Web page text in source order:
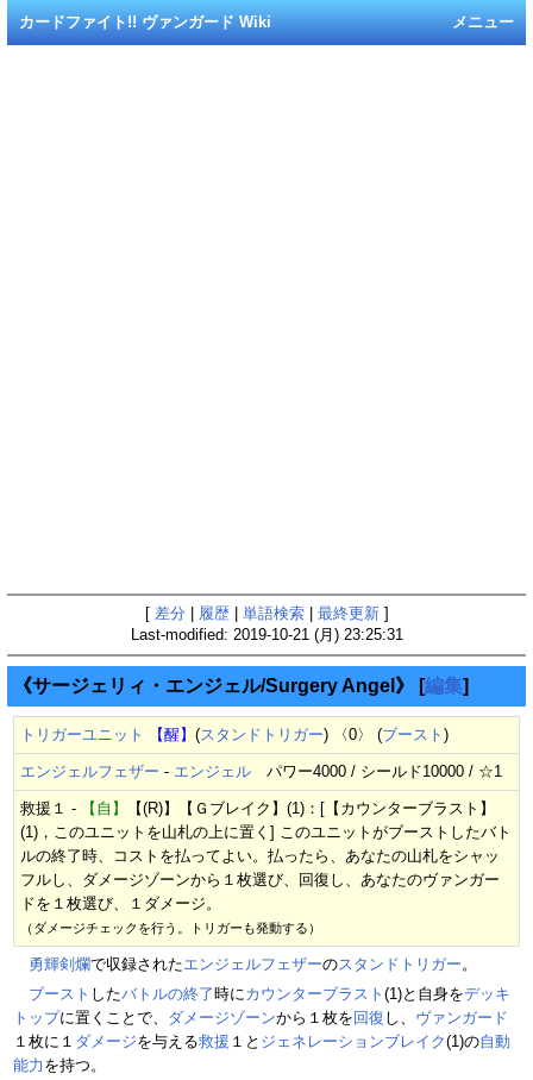
メニュー
カードファイト!! ヴァンガード Wiki
[ 差分 履歴| 単語検索| 最終更新]
Last-modified: 2019-10-21 (月) 23:25:31
《サージェリィ・エンジェル/Surgery Angel》 [編集]
トリガーユニット 【醒】 (スタンドトリガー) 〈0〉 (ブースト )
エンジェルフェザー - エンジェル パワー4000 / シールド10000 / ☆1
救援１ ‐ 【自】
【(R)】【Ｇブレイク】(1)：[【カウンターブラスト】
(1)，このユニットを山札の上に置く] このユニットがブーストしたバト
ルの終了時、コストを払ってよい。払ったら、あなたの山札をシャッ
フルし、ダメージゾーンから１枚選び、回復し、あなたのヴァンガー
ドを１枚選び、１ダメージ。
（ダメージチェックを行う。トリガーも発動する）
勇輝剣爛で収録されたエンジェルフェザーのスタンドトリガー。
ブースト したバトルの終了時にカウンターブラスト (1)と自身をデッキ
トップに置くことで、 ダメージゾーンから１枚を 回復 し、 ヴァンガード
１枚に１ ダメージを与える救援 １と ジェネレーションブレイク(1)の自動
能力 を持つ。